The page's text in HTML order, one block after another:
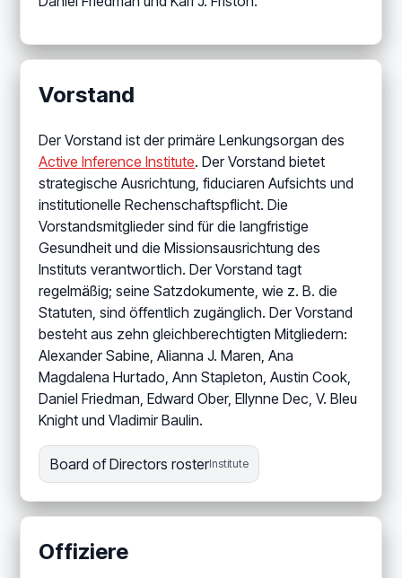
Vorstand
Der Vorstand ist der primäre Lenkungsorgan des
Active Inference Institute. Der Vorstand bietet
strategische Ausrichtung, fiduciaren Aufsichts und
institutionelle Rechenschaftspflicht. Die
Vorstandsmitglieder sind für die langfristige
Gesundheit und die Missionsausrichtung des
Instituts verantwortlich. Der Vorstand tagt
regelmäßig; seine Satzdokumente, wie z. B. die
Statuten, sind öffentlich zugänglich. Der Vorstand
besteht aus zehn gleichberechtigten Mitgliedern:
Alexander Sabine, Alianna J. Maren, Ana
Magdalena Hurtado, Ann Stapleton, Austin Cook,
Daniel Friedman, Edward Ober, Ellynne Dec, V. Bleu
Knight und Vladimir Baulin.
Board of Directors rosterInstitute
Offiziere